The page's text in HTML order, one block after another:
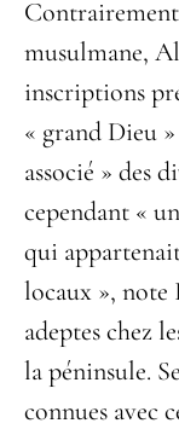
musulmane,
inscriptions
« grand Dieu
associé » des
cependant «
qui
locaux », note
adeptes chez
la péninsule.
connues avec